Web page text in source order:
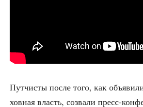
Пут­чи­сты после того, как
хов­ная власть, созва­ли пресс-